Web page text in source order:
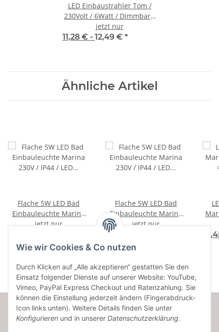
Wie wir Cookies & Co nutzen
Durch Klicken auf „Alle akzeptieren“ gestatten Sie den
Einsatz folgender Dienste auf unserer Website: YouTube,
Vimeo, PayPal Express Checkout und Ratenzahlung. Sie
können die Einstellung jederzeit ändern (Fingerabdruck-
Icon links unten). Weitere Details finden Sie unter
Konfigurieren und in unserer Datenschutzerklärung.
LED Einbaustrahler Tom /
230Volt / 6Watt / Dimmbar /
Starr / 510Lumen
jetzt nur
11,28 € - 12,49 € *
Ähnliche Artikel
Flache 5W LED Bad
Einbauleuchte Marina
230V / IP44 / LED Modul /
jetzt nur
Flache 5W LED Bad
Einbauleuchte Marina
230V / IP44 / LED Modul
jetzt nur
16,52 € -